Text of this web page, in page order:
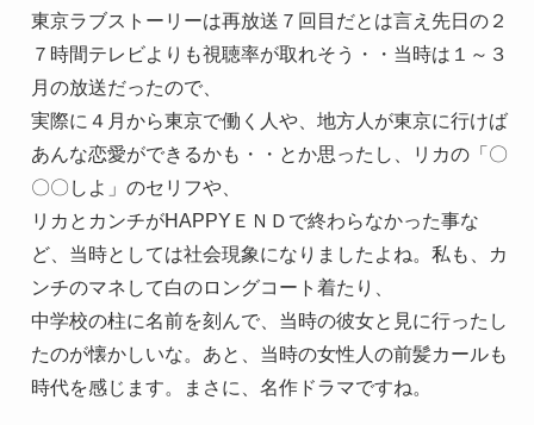
東京ラブストーリーは再放送７回目だとは言え先日の２
７時間テレビよりも視聴率が取れそう・・当時は１～３
月の放送だったので、
実際に４月から東京で働く人や、地方人が東京に行けば
あんな恋愛ができるかも・・とか思ったし、リカの「〇
〇〇しよ」のセリフや、
リカとカンチがHAPPYＥＮＤで終わらなかった事な
ど、当時としては社会現象になりましたよね。私も、カ
ンチのマネして白のロングコート着たり、
中学校の柱に名前を刻んで、当時の彼女と見に行ったし
たのが懐かしいな。あと、当時の女性人の前髪カールも
時代を感じます。まさに、名作ドラマですね。